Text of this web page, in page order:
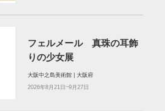
フェルメール 真珠の耳飾
りの少女展
大阪中之島美術館 | 大阪府
2026年8月21日~9月27日